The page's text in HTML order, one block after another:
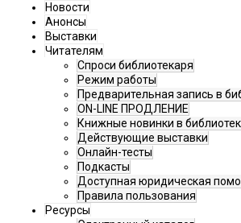
Новости
Анонсы
Выставки
Читателям
Спроси библиотекаря
Режим работы
Предварительная запись в
ON-LINE ПРОДЛЕНИЕ
Книжные новинки в
Действующие выставки
Онлайн-тесты
Подкасты
Доступная юридическая
Правила пользования
Ресурсы